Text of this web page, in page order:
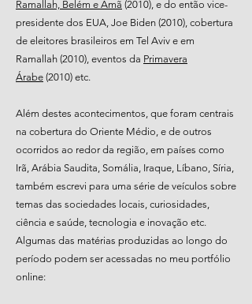
Ramallah, Belém e Amã (2010), e do então vice-
presidente dos EUA, Joe Biden (2010), cobertura
de eleitores brasileiros em Tel Aviv e em
Ramallah (2010), eventos da Primavera
Árabe (2010) etc.
Além destes acontecimentos, que foram centrais
na cobertura do Oriente Médio, e de outros
ocorridos ao redor da região, em países como
Irã, Arábia Saudita, Somália, Iraque, Líbano, Síria,
também escrevi para uma série de veículos sobre
temas das sociedades locais, curiosidades,
ciência e saúde, tecnologia e inovação etc.
Algumas das matérias produzidas ao longo do
período podem ser acessadas no meu portfólio
online: